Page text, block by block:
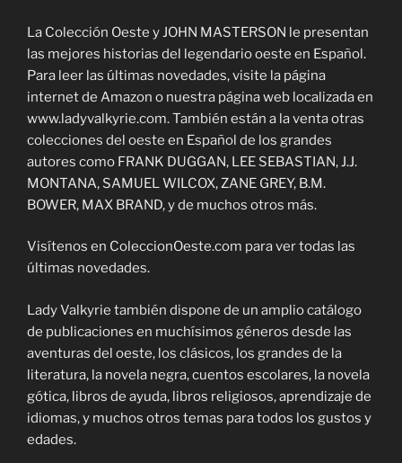
La Colección Oeste y JOHN MASTERSON le presentan
las mejores historias del legendario oeste en Español.
Para leer las últimas novedades, visite la página
internet de Amazon o nuestra página web localizada en
www.ladyvalkyrie.com. También están a la venta otras
colecciones del oeste en Español de los grandes
autores como FRANK DUGGAN, LEE SEBASTIAN, J.J.
MONTANA, SAMUEL WILCOX, ZANE GREY, B.M.
BOWER, MAX BRAND, y de muchos otros más.
Visítenos en ColeccionOeste.com para ver todas las
últimas novedades.
Lady Valkyrie también dispone de un amplio catálogo
de publicaciones en muchísimos géneros desde las
aventuras del oeste, los clásicos, los grandes de la
literatura, la novela negra, cuentos escolares, la novela
gótica, libros de ayuda, libros religiosos, aprendizaje de
idiomas, y muchos otros temas para todos los gustos y
edades.